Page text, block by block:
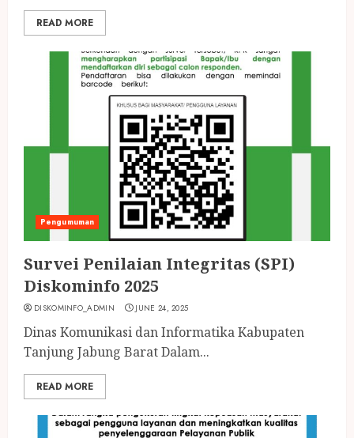
READ MORE
Pengumuman
Survei Penilaian Integritas (SPI)
Diskominfo 2025
DISKOMINFO_ADMIN JUNE 24, 2025
Dinas Komunikasi dan Informatika Kabupaten
Tanjung Jabung Barat Dalam...
READ MORE